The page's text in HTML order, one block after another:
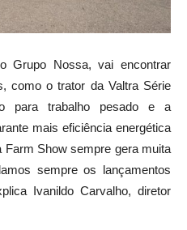
Grupo Nossa, vai encontrar
como o trator da Valtra Série
para trabalho pesado e a
mais eficiência energética
Farm Show sempre gera muita
sempre os lançamentos
Ivanildo Carvalho, diretor